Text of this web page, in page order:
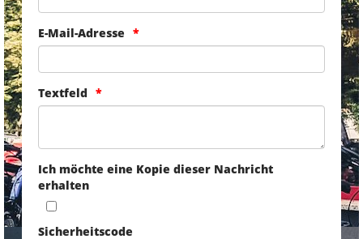
E-Mail-Adresse
Textfeld
Ich möchte eine Kopie dieser Nachricht
erhalten
Sicherheitscode